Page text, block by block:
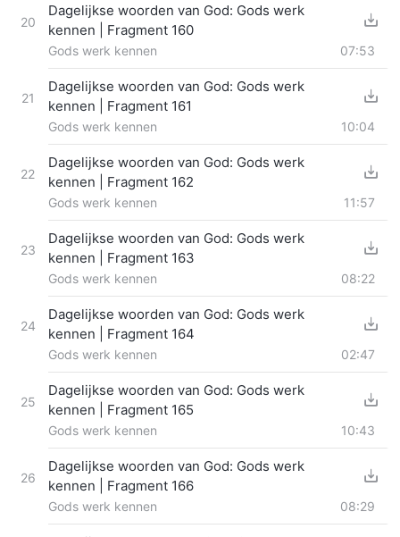
20
Dagelijkse woorden van God: Gods werk
kennen | Fragment 160
Gods werk kennen 07:53
21
Dagelijkse woorden van God: Gods werk
kennen | Fragment 161
Gods werk kennen 10:04
22
Dagelijkse woorden van God: Gods werk
kennen | Fragment 162
Gods werk kennen 11:57
23
Dagelijkse woorden van God: Gods werk
kennen | Fragment 163
Gods werk kennen 08:22
24
Dagelijkse woorden van God: Gods werk
kennen | Fragment 164
Gods werk kennen 02:47
25
Dagelijkse woorden van God: Gods werk
kennen | Fragment 165
Gods werk kennen 10:43
26
Dagelijkse woorden van God: Gods werk
kennen | Fragment 166
Gods werk kennen 08:29